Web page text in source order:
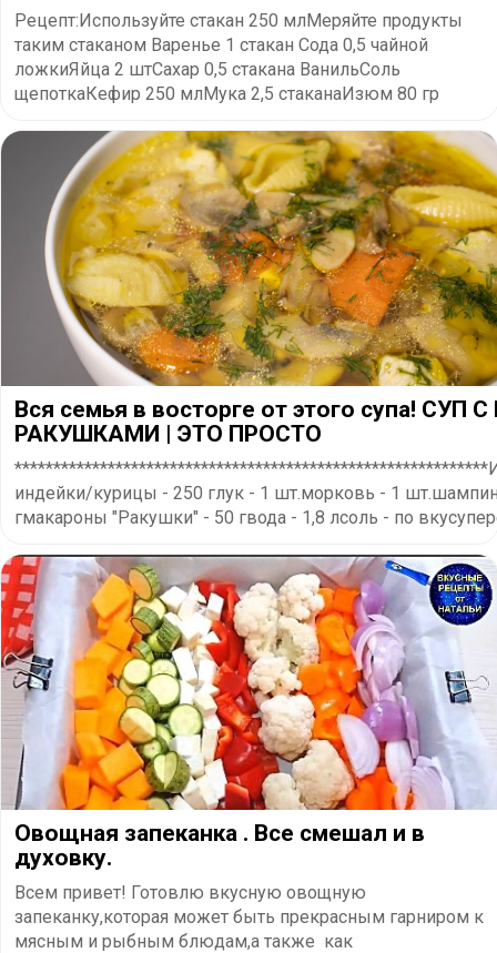
Рецепт:Используйте стакан 250 млМеряйте продукты
таким стаканом Варенье 1 стакан Сода 0,5 чайной
ложкиЯйца 2 штСахар 0,5 стакана ВанильСоль
щепоткаКефир 250 млМука 2,5 стаканаИзюм 80 гр
Вся семья в восторге от этого супа! СУП
РАКУШКАМИ | ЭТО ПРОСТО
индейки/курицы - 250 глук - 1 шт.морковь - 1
гмакароны "Ракушки" - 50 гвода - 1,8 лсоль - по
Овощная запеканка . Все смешал и в
духовку.
Всем привет! Готовлю вкусную овощную
запеканку,которая может быть прекрасным гарниром к
мясным и рыбным блюдам,а также как